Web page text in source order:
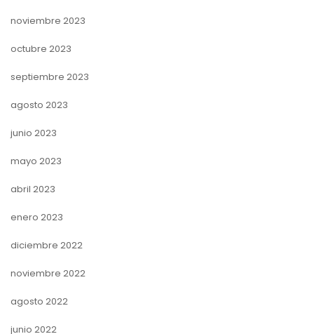
noviembre 2023
octubre 2023
septiembre 2023
agosto 2023
junio 2023
mayo 2023
abril 2023
enero 2023
diciembre 2022
noviembre 2022
agosto 2022
junio 2022